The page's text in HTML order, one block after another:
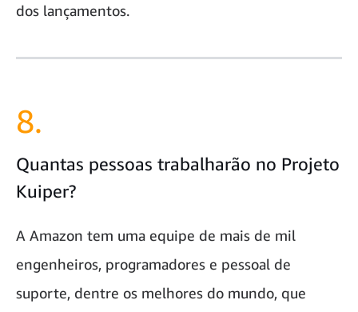
dos lançamentos.
8.
Quantas pessoas trabalharão no Projeto
Kuiper?
A Amazon tem uma equipe de mais de mil
engenheiros, programadores e pessoal de
suporte, dentre os melhores do mundo, que